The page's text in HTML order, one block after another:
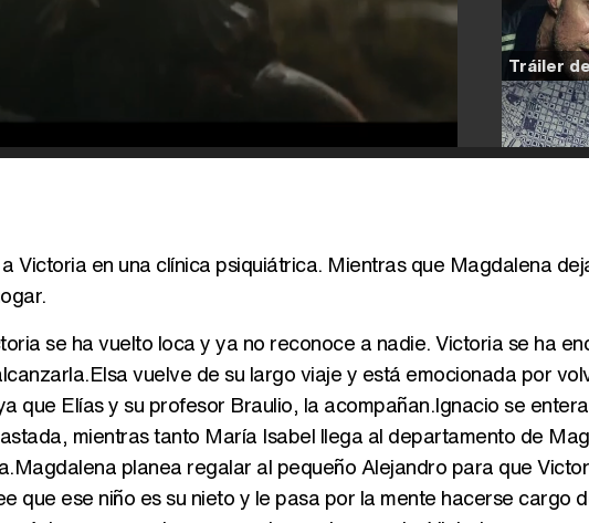
Victoria en una clínica psiquiátrica. Mientras que Magdalena
se ha vuelto loca y ya no reconoce a nadie. Victoria se ha
vuelve de su largo viaje y está emocionada por
que Elías y su profesor Braulio, la acompañan.Ignacio se
mientras tanto María Isabel llega al departamento de
planea regalar al pequeño Alejandro para que
que ese niño es su nieto y le pasa por la mente hacerse cargo